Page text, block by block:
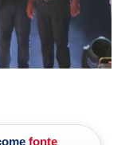
fonte